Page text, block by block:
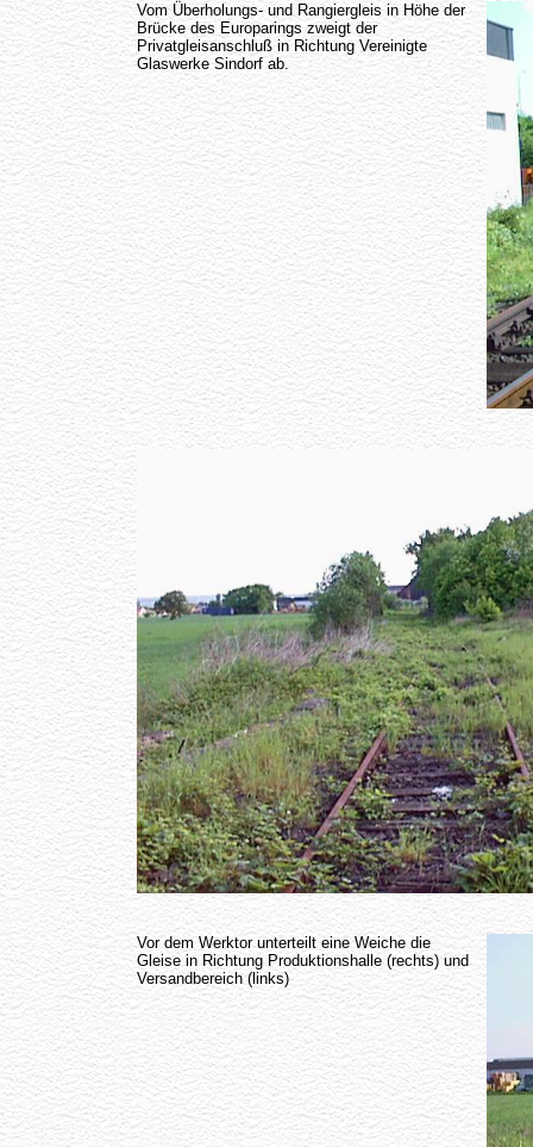
Vom Überholungs- und Rangiergleis in Höhe der
Brücke des Europarings zweigt der
Privatgleisanschluß in Richtung Vereinigte
Glaswerke Sindorf ab.
Vor dem Werktor unterteilt eine Weiche die
Gleise in Richtung Produktionshalle (rechts) und
Versandbereich (links)